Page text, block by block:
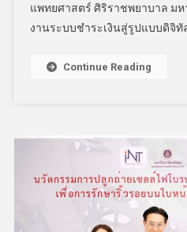
แพทยศาสตร์ ศิริราชพยาบาล ม
งานระบบชำระเงินสู่รูปแบบดิจิทั
Continue Reading